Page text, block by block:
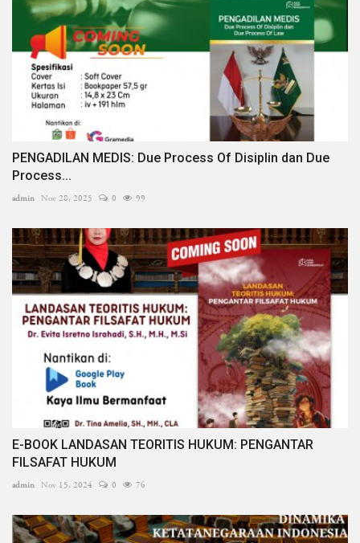
PENGADILAN MEDIS: Due Process Of Disiplin dan Due
Process...
admin Nov 28, 2025 0 99
E-BOOK LANDASAN TEORITIS HUKUM: PENGANTAR
FILSAFAT HUKUM
admin Nov 15, 2024 0 76